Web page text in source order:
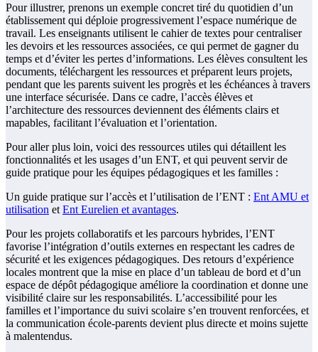
Pour illustrer, prenons un exemple concret tiré du quotidien d’un
établissement qui déploie progressivement l’espace numérique de
travail. Les enseignants utilisent le cahier de textes pour centraliser
les devoirs et les ressources associées, ce qui permet de gagner du
temps et d’éviter les pertes d’informations. Les élèves consultent les
documents, téléchargent les ressources et préparent leurs projets,
pendant que les parents suivent les progrès et les échéances à travers
une interface sécurisée. Dans ce cadre, l’accès élèves et
l’architecture des ressources deviennent des éléments clairs et
mapables, facilitant l’évaluation et l’orientation.
Pour aller plus loin, voici des ressources utiles qui détaillent les
fonctionnalités et les usages d’un ENT, et qui peuvent servir de
guide pratique pour les équipes pédagogiques et les familles :
Un guide pratique sur l’accès et l’utilisation de l’ENT : Ent AMU et
utilisation et Ent Eurelien et avantages.
Pour les projets collaboratifs et les parcours hybrides, l’ENT
favorise l’intégration d’outils externes en respectant les cadres de
sécurité et les exigences pédagogiques. Des retours d’expérience
locales montrent que la mise en place d’un tableau de bord et d’un
espace de dépôt pédagogique améliore la coordination et donne une
visibilité claire sur les responsabilités. L’accessibilité pour les
familles et l’importance du suivi scolaire s’en trouvent renforcées, et
la communication école-parents devient plus directe et moins sujette
à malentendus.